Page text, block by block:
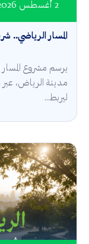
المسار الرياضي..
2 أغسطس 2026
يرسم مشروع
ليربط...